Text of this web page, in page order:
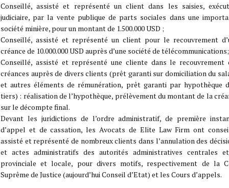
Conseillé, assisté et représenté un client dans les saisies,
judiciaire, par la vente publique de parts sociales dans une
société minière, pour un montant de 1.500.000 USD ;
Conseillé, assisté et représenté un client pour le recouvrement
créance de 10.000.000 USD auprès d’une société de télécommunications;
Conseillé, assisté et représenté une cliente dans le recouvrement
créances auprès de divers clients (prêt garanti sur domiciliation du
et autres éléments de rémunération, prêt garanti par hypothèque
tiers) : réalisation de l’hypothèque, prélèvement du montant de la
sur le décompte final.
Devant les juridictions de l’ordre administratif, de première
d’appel et de cassation, les Avocats de Elite Law Firm ont
assisté et représenté de nombreux clients dans l’annulation des
et actes administratifs des autorités administratives centrales
provinciale et locale, pour divers motifs, respectivement de la
Suprême de Justice (aujourd’hui Conseil d’Etat) et les Cours d’appels.